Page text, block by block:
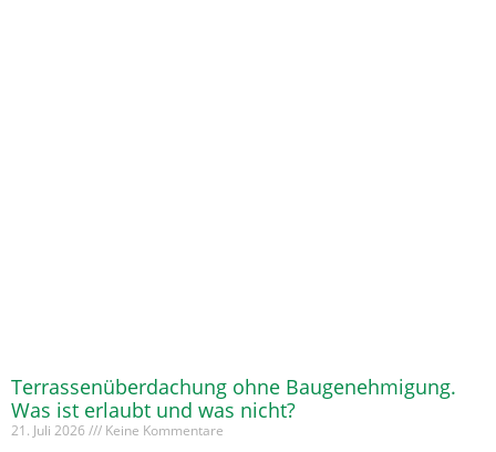
Terrassenüberdachung ohne Baugenehmigung.
Was ist erlaubt und was nicht?
21. Juli 2026 Keine Kommentare